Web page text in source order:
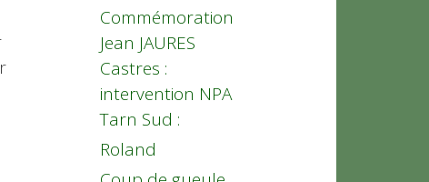
Commémoration
Jean JAURES
Castres :
intervention NPA
Tarn Sud :
Roland